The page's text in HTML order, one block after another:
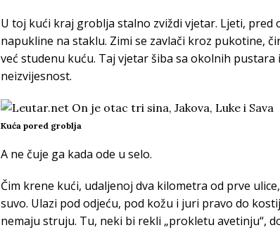
U toj kući kraj groblja stalno zviždi vjetar. Ljeti, pred
napukline na staklu. Zimi se zavlači kroz pukotine,
već studenu kuću. Taj vjetar šiba sa okolnih
neizvijesnost.
Kuća pored groblja
A ne čuje ga kada ode u selo.
Čim krene kući, udaljenoj dva kilometra od prve
suvo. Ulazi pod odjeću, pod kožu i juri pravo do
nemaju struju. Tu, neki bi rekli „prokletu avetinju“,